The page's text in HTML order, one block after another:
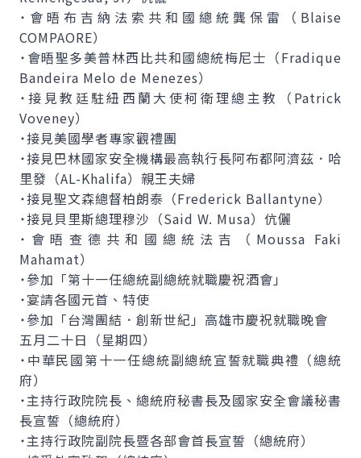
˙會晤布吉納法索共和國總統龔保雷（Blaise
COMPAORE）
˙會晤聖多美普林西比共和國總統梅尼士（Fradique
Bandeira Melo de Menezes）
˙接見教廷駐紐西蘭大使柯衛理總主教（Patrick
Voveney）
˙接見美國學者專家觀禮團
˙接見巴林國家安全機構最高執行長阿布都阿濟茲．哈
里發（AL-Khalifa）親王夫婦
˙接見聖文森總督柏朗泰（Frederick Ballantyne）
˙接見貝里斯總理穆沙（Said W. Musa）伉儷
˙會晤查德共和國總統法吉（Moussa Faki
Mahamat）
˙參加「第十一任總統副總統就職慶祝酒會」
˙宴請各國元首、特使
˙參加「台灣團結．創新世紀」高雄市慶祝就職晚會
五月二十日（星期四）
˙中華民國第十一任總統副總統宣誓就職典禮（總統
府）
˙主持行政院院長、總統府秘書長及國家安全會議秘書
長宣誓（總統府）
˙主持行政院副院長暨各部會首長宣誓（總統府）